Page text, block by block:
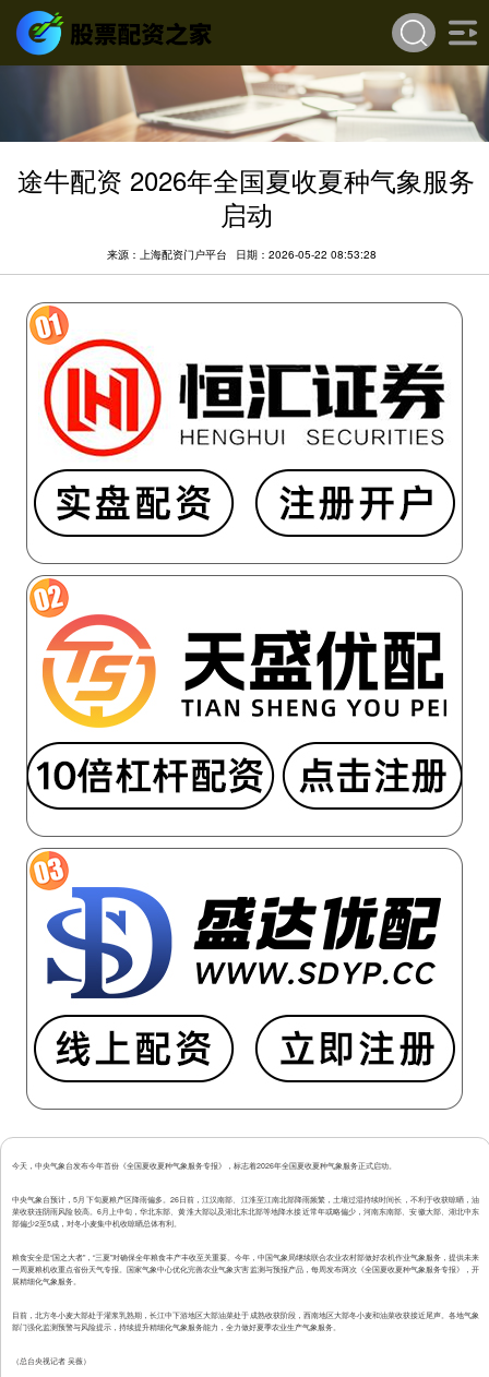
途牛配资 2026年全国夏收夏种气象服务
启动
来源：上海配资门户平台 日期：2026-05-22 08:53:28
今天，中央气象台发布今年首份《全国夏收夏种气象服务专报》，标志着2026年全国夏收夏种气象服务正式启动。
中央气象台预计，5月下旬夏粮产区降雨偏多。26日前，江汉南部、江淮至江南北部降雨频繁，土壤过湿持续时间长，不利于收获晾晒，油
菜收获连阴雨风险较高。6月上中旬，华北东部、黄淮大部以及湖北东北部等地降水接近常年或略偏少，河南东南部、安徽大部、湖北中东
部偏少2至5成，对冬小麦集中机收晾晒总体有利。
粮食安全是“国之大者”，“三夏”对确保全年粮食丰产丰收至关重要。今年，中国气象局继续联合农业农村部做好农机作业气象服务，提供未来
一周夏粮机收重点省份天气专报。国家气象中心优化完善农业气象灾害监测与预报产品，每周发布两次《全国夏收夏种气象服务专报》，开
展精细化气象服务。
目前，北方冬小麦大部处于灌浆乳熟期，长江中下游地区大部油菜处于成熟收获阶段，西南地区大部冬小麦和油菜收获接近尾声。各地气象
部门强化监测预警与风险提示，持续提升精细化气象服务能力，全力做好夏季农业生产气象服务。
（总台央视记者 吴薇）